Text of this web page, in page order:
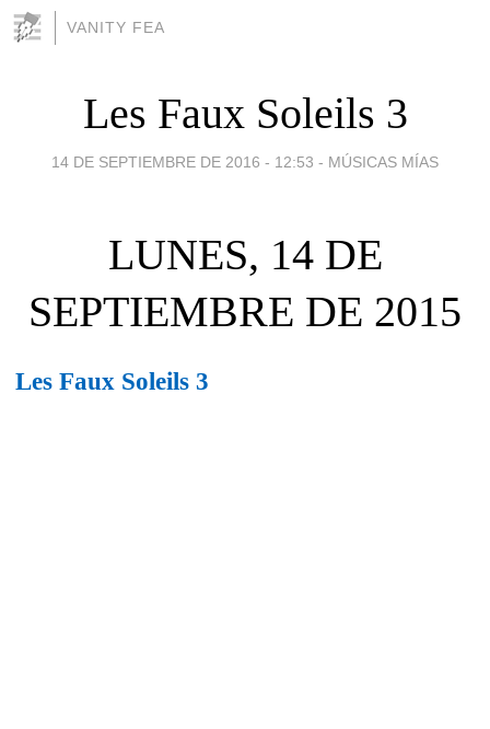
VANITY FEA
Les Faux Soleils 3
14 DE SEPTIEMBRE DE 2016 - 12:53 - MÚSICAS MÍAS
LUNES, 14 DE
SEPTIEMBRE DE 2015
Les Faux Soleils 3